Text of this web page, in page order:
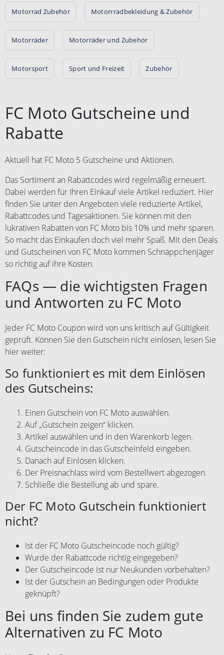
Motorrad Zubehör Motorrradbekleidung & Zubehör
Motorräder Motorräder und Zubehör
Motorsport Sport und Freizeit Zubehör
FC Moto Gutscheine und
Rabatte
Aktuell hat FC Moto 5 Gutscheine und Aktionen.
Das Sortiment an Rabattcodes wird regelmäßig erneuert.
Dabei werden für Ihren Einkauf viele Artikel reduziert. Hier
finden Sie unter den Angeboten viele reduzierte Artikel,
Rabattcodes und Tagesaktionen. Sie können mit den
lukrativen Rabatten von FC Moto bis 10% und mehr sparen.
So macht das Einkaufen doch viel mehr Spaß. Mit den Deals
und Gutscheinen von FC Moto kommen Schnäppchenjäger
so richtig auf ihre Kosten.
FAQs — die wichtigsten Fragen
und Antworten zu FC Moto
Jeder FC Moto Coupon wird von uns kritisch auf Gültigkeit
geprüft. Können Sie den Gutschein nicht einlösen, lesen Sie
hier weiter:
So funktioniert es mit dem Einlösen
des Gutscheins:
Einen Gutschein von FC Moto auswählen.
Auf „Gutschein zeigen“ klicken.
Artikel auswählen und in den Warenkorb legen.
Gutscheincode in das Gutscheinfeld eingeben.
Danach auf Einlösen klicken.
Der Preisnachlass wird vom Bestellwert abgezogen.
Schließe die Bestellung ab und spare.
Der FC Moto Gutschein funktioniert
nicht?
Ist der FC Moto Gutscheincode noch gültig?
Wurde der Rabattcode richtig eingegeben?
Der Gutscheincode ist nur Neukunden vorbehalten?
Ist der Gutschein an Bedingungen oder Produkte
geknüpft?
Bei uns finden Sie zudem gute
Alternativen zu FC Moto